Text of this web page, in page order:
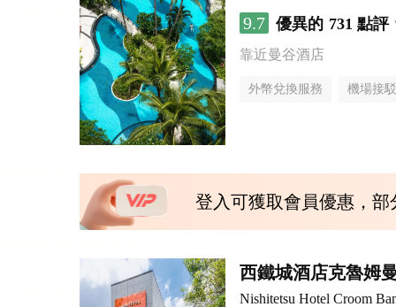
9.7 優異的 731 點評
靠近曼谷酒店
外幣兌換服務 機場接
登入可獲取會員優惠，
西鐵城酒店克魯姆
Nishitetsu Hotel Croom